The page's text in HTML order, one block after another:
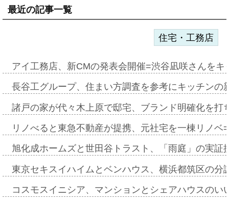
最近の記事一覧
住宅・工務店
アイ工務店、新CMの発表会開催=渋谷凪咲さんを
長谷工グループ、住まい方調査を参考にキッチン
諸戸の家が代々木上原で邸宅、ブランド明確化を
リノべると東急不動産が提携、元社宅を一棟リノ
旭化成ホームズと世田谷トラスト、「雨庭」の実
東京セキスイハイムとベンハウス、横浜都筑区の
コスモスイニシア、マンションとシェアハウスの